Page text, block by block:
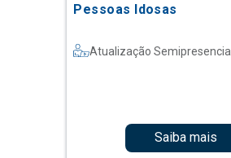
Pessoas Idosas
Atualização Semipresencial
Saiba mais